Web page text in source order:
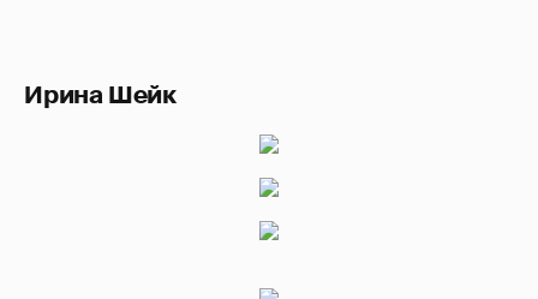
Ирина Шейк